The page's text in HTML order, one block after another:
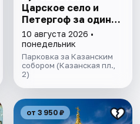
Царское село и
Петергоф за один
день
10 августа 2026 •
понедельник
Парковка за Казанским
собором (Казанская пл.,
2)
от 3 950 ₽